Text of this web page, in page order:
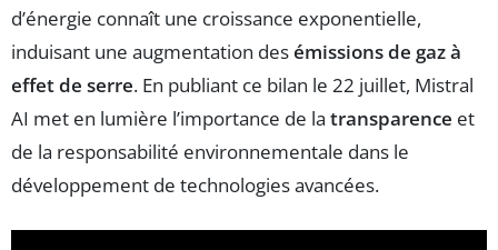
d’énergie connaît une croissance exponentielle,
induisant une augmentation desémissions de gaz à
effet de serre. En publiant ce bilan le 22 juillet, Mistral
AI met en lumière l’importance de la transparence et
de la responsabilité environnementale dans le
développement de technologies avancées.